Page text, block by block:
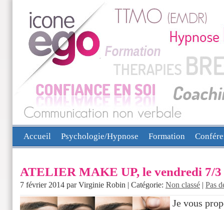
Accueil Psychologie/Hypnose Formation
ATELIER MAKE UP, le vendredi 7/3
7 février 2014 par Virginie Robin | Catégorie: Non classé | Pas
Je vous